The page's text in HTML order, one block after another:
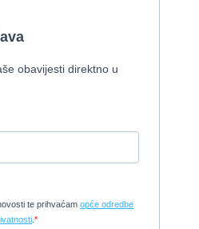
TurboJet - sniženo!
weber 750
OPREMA - PRILIKA - SNIŽENA
Yanmar 200kW - unutranji, diesel
31 S